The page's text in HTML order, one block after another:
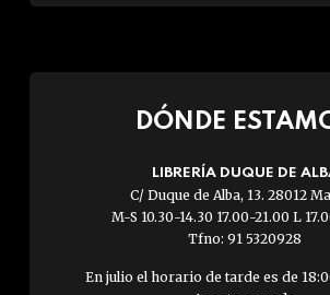
DÓNDE
LIBRERÍA DUQUE DE
C/ Duque de Alba, 13. 28012
M-S 10.30-14.30 17.00-21.00 L
Tfno: 91 5320928
En julio el horario de tarde es de